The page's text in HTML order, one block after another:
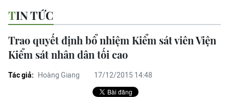
TIN TỨC
Trao quyết định bổ nhiệm Kiểm sát viên Viện
Kiểm sát nhân dân tối cao
Tác giả: Hoàng Giang 17/12/2015 14:48